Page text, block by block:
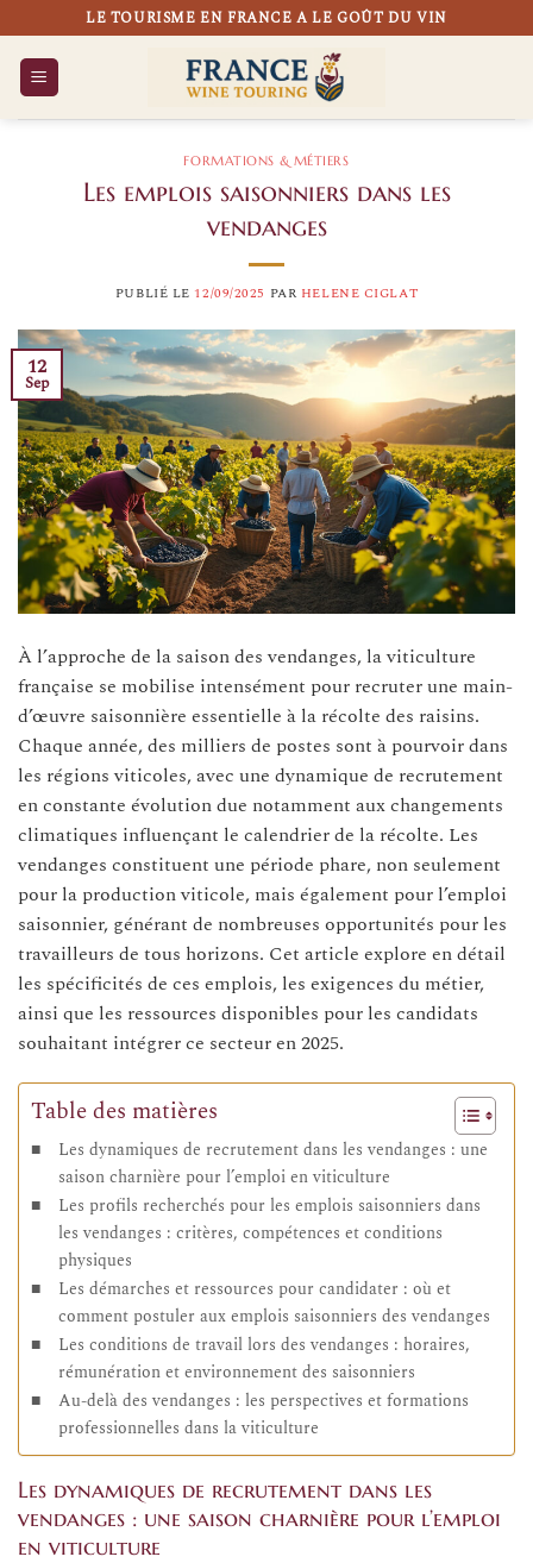
au
contenu
LE TOURISME EN FRANCE A LE GOÛT DU VIN
FORMATIONS & MÉTIERS
Les emplois saisonniers dans les
vendanges
PUBLIÉ LE 12/09/2025 PAR HELENE CIGLAT
12
Sep
À l’approche de la saison des vendanges, la viticulture
française se mobilise intensément pour recruter une main-
d’œuvre saisonnière essentielle à la récolte des raisins.
Chaque année, des milliers de postes sont à pourvoir dans
les régions viticoles, avec une dynamique de recrutement
en constante évolution due notamment aux changements
climatiques influençant le calendrier de la récolte. Les
vendanges constituent une période phare, non seulement
pour la production viticole, mais également pour l’emploi
saisonnier, générant de nombreuses opportunités pour les
travailleurs de tous horizons. Cet article explore en détail
les spécificités de ces emplois, les exigences du métier,
ainsi que les ressources disponibles pour les candidats
souhaitant intégrer ce secteur en 2025.
Table des matières
Les dynamiques de recrutement dans les vendanges : une
saison charnière pour l’emploi en viticulture
Les profils recherchés pour les emplois saisonniers dans
les vendanges : critères, compétences et conditions
physiques
Les démarches et ressources pour candidater : où et
comment postuler aux emplois saisonniers des vendanges
Les conditions de travail lors des vendanges : horaires,
rémunération et environnement des saisonniers
Au-delà des vendanges : les perspectives et formations
professionnelles dans la viticulture
Les dynamiques de recrutement dans les
vendanges : une saison charnière pour l’emploi
en viticulture